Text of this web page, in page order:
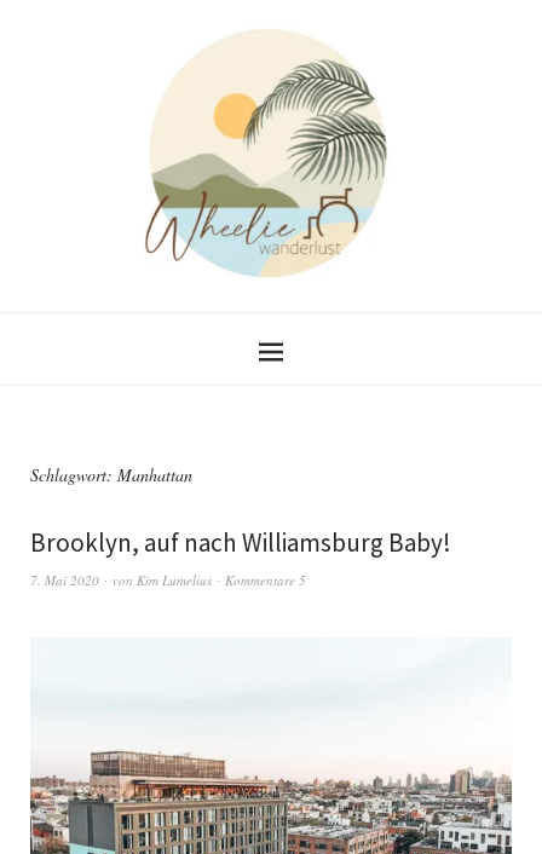
Schlagwort: Manhattan
Brooklyn, auf nach Williamsburg Baby!
7. Mai 2020 von Kim Lumelius Kommentare 5